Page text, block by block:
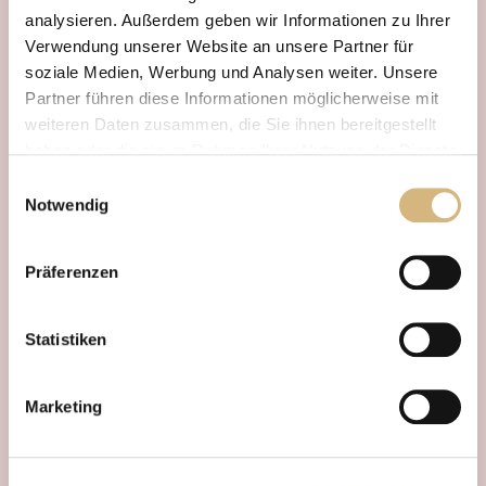
analysieren. Außerdem geben wir Informationen zu Ihrer
Verwendung unserer Website an unsere Partner für
soziale Medien, Werbung und Analysen weiter. Unsere
Partner führen diese Informationen möglicherweise mit
weiteren Daten zusammen, die Sie ihnen bereitgestellt
und im
mehr darüber, wer wir sind, wie Sie uns
kontaktieren können und wie wir personenbezogene
Notwendig
Präferenzen
Statistiken
Marketing
JetztBeratungstermin vereinbaren.
Buche jetzt Deinen individuellen Beratungstermin und
erhalte eine kompetente und kostenlose Beratung,
abgestimmt auf Deine Bedürfnisse.